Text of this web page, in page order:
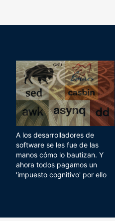
A los desarrolladores de
software se les fue de las
manos cómo lo bautizan. Y
ahora todos pagamos un
'impuesto cognitivo' por ello